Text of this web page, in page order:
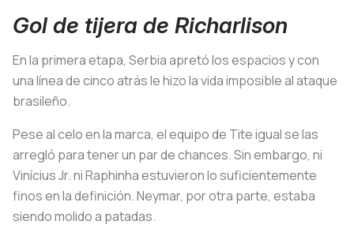
Gol de tijera de Richarlison
En la primera etapa, Serbia apretó los espacios y con
una línea de cinco atrás le hizo la vida imposible al ataque
brasileño.
Pese al celo en la marca, el equipo de Tite igual se las
arregló para tener un par de chances. Sin embargo, ni
Vinícius Jr. ni Raphinha estuvieron lo suficientemente
finos en la definición. Neymar, por otra parte, estaba
siendo molido a patadas.